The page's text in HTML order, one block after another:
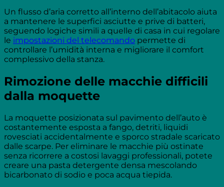
Un flusso d’aria corretto all’interno dell’abitacolo aiuta
a mantenere le superfici asciutte e prive di batteri,
seguendo logiche simili a quelle di casa in cui regolare
le impostazioni del telecomando permette di
controllare l’umidità interna e migliorare il comfort
complessivo della stanza.
Rimozione delle macchie difficili
dalla moquette
La moquette posizionata sul pavimento dell’auto è
costantemente esposta a fango, detriti, liquidi
rovesciati accidentalmente e sporco stradale scaricato
dalle scarpe. Per eliminare le macchie più ostinate
senza ricorrere a costosi lavaggi professionali, potete
creare una pasta detergente densa mescolando
bicarbonato di sodio e poca acqua tiepida.